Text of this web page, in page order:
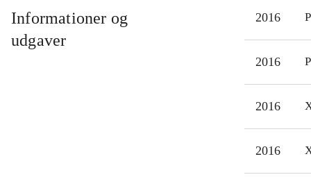
Informationer og
udgaver
2016
2016
2016
2016